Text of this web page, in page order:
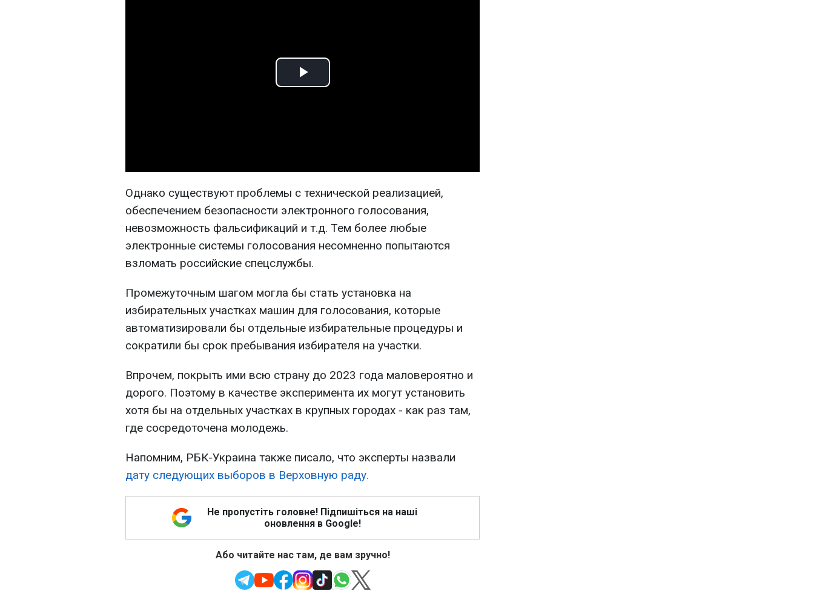
Play
Однако существуют проблемы с технической реализацией,
обеспечением безопасности электронного голосования,
невозможность фальсификаций и т.д. Тем более любые
электронные системы голосования несомненно попытаются
взломать российские спецслужбы.
Промежуточным шагом могла бы стать установка на
избирательных участках машин для голосования, которые
автоматизировали бы отдельные избирательные процедуры и
сократили бы срок пребывания избирателя на участки.
Впрочем, покрыть ими всю страну до 2023 года маловероятно и
дорого. Поэтому в качестве эксперимента их могут установить
хотя бы на отдельных участках в крупных городах - как раз там,
где сосредоточена молодежь.
Напомним, РБК-Украина также писало, что эксперты назвали
дату следующих выборов в Верховную раду.
Не пропустіть головне! Підпишіться на наші
оновлення в Google!
Або читайте нас там, де вам зручно!